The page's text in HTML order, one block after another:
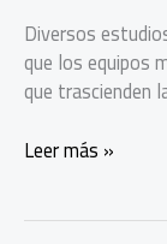
Diversos
que los equipos
que trascienden
Lecciones
Leer más »